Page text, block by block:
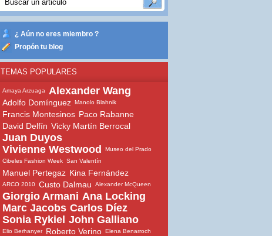
¿ Aún no eres miembro ?
Propón tu blog
TEMAS POPULARES
Amaya Arzuaga Alexander Wang
Adolfo Domínguez Manolo Blahnik
Francis Montesinos Paco Rabanne
David Delfín Vicky Martín Berrocal
Juan Duyos
Vivienne Westwood
Museo del Prado
Cibeles Fashion Week San Valentín
Manuel Pertegaz Kina Fernández
ARCO 2010 Custo Dalmau Alexander McQueen
Giorgio Armani Ana Locking
Marc Jacobs Carlos Díez
Sonia Rykiel John Galliano
Elio Berhanyer Roberto Verino Elena Benarroch